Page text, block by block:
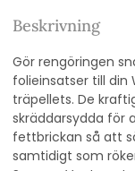
Beskrivning
Gör rengöringen
folieinsatser till din
träpellets. De
skräddarsydda för
fettbrickan så att
samtidigt som